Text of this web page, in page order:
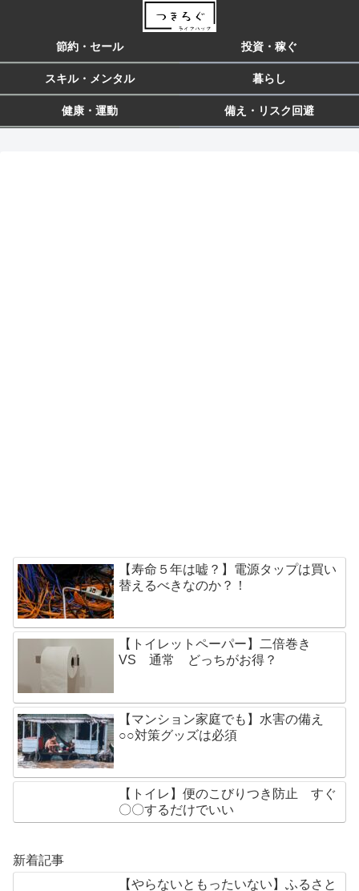
節約・セール 投資・稼ぐ
スキル・メンタル 暮らし
健康・運動 備え・リスク回避
【寿命５年は嘘？】電源タップは買い
替えるべきなのか？！
【トイレットペーパー】二倍巻き
VS 通常 どっちがお得？
【マンション家庭でも】水害の備え
○○対策グッズは必須
【トイレ】便のこびりつき防止 すぐ
〇〇するだけでいい
新着記事
【やらないともったいない】ふるさと